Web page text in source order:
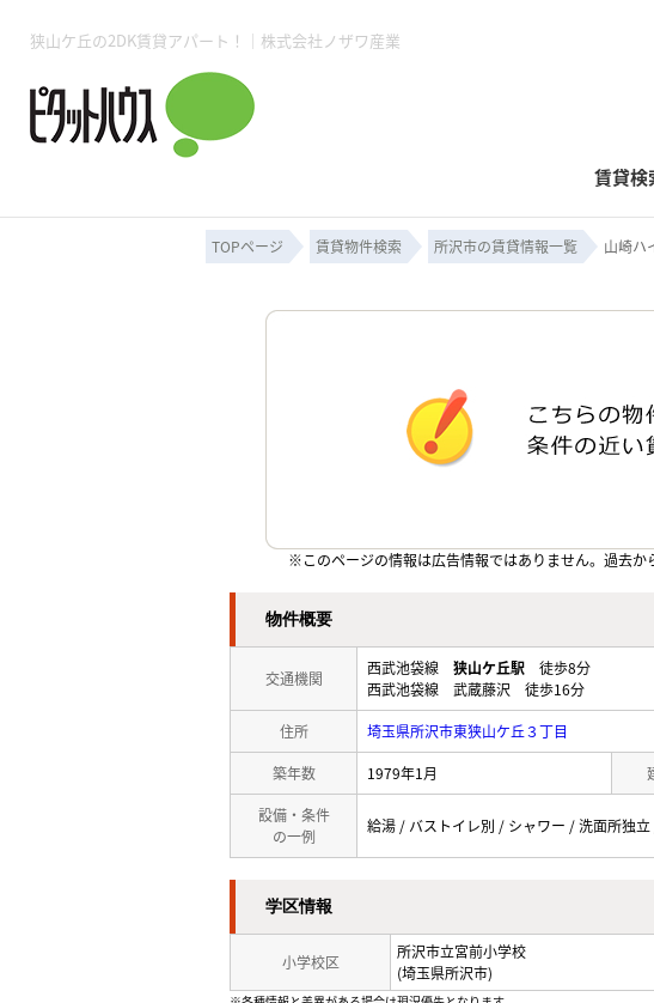
狭山ケ丘の2DK賃貸アパート！｜株式会社ノザワ産業
賃貸検
売却の流れ
所沢賃貸TOP
月極駐車場 事業用物件 コンテナ
賃貸管理業務
入居者様用ページTOP
売買物件一覧
無料売却査定
必要な書類
会社概要
ピタットハウス所沢店 ピタットハウス小手指店
ご来店予約
TOPページ 賃貸物件検索 所沢市の賃貸情報一覧 山崎ハ
※このページの情報は広告情報ではありません。過去か
物件概要
交通機関
西武池袋線 狭山ケ丘駅 徒歩8分
西武池袋線 武蔵藤沢 徒歩16分
住所 埼玉県所沢市東狭山ケ丘３丁目
築年数 1979年1月
設備・条件
の一例
給湯 / バストイレ別 / シャワー / 洗面所独
学区情報
小学校区
所沢市立宮前小学校
(埼玉県所沢市)